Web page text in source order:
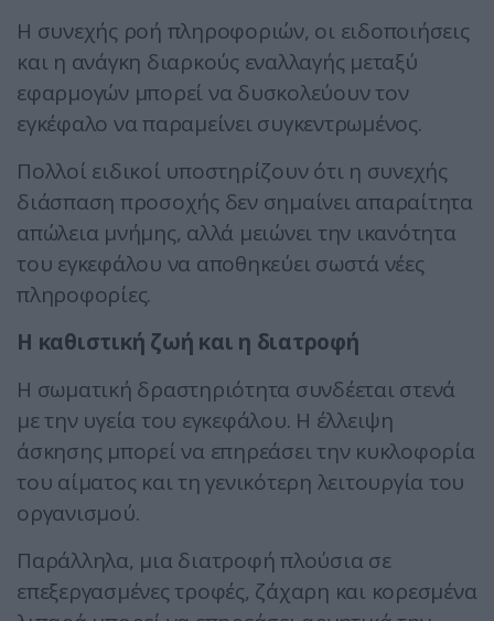
Η συνεχής ροή πληροφοριών, οι ειδοποιήσεις
και η ανάγκη διαρκούς εναλλαγής μεταξύ
εφαρμογών μπορεί να δυσκολεύουν τον
εγκέφαλο να παραμείνει συγκεντρωμένος.
Πολλοί ειδικοί υποστηρίζουν ότι η συνεχής
διάσπαση προσοχής δεν σημαίνει απαραίτητα
απώλεια μνήμης, αλλά μειώνει την ικανότητα
του εγκεφάλου να αποθηκεύει σωστά νέες
πληροφορίες.
Η καθιστική ζωή και η διατροφή
Η σωματική δραστηριότητα συνδέεται στενά
με την υγεία του εγκεφάλου. Η έλλειψη
άσκησης μπορεί να επηρεάσει την κυκλοφορία
του αίματος και τη γενικότερη λειτουργία του
οργανισμού.
Παράλληλα, μια διατροφή πλούσια σε
επεξεργασμένες τροφές, ζάχαρη και κορεσμένα